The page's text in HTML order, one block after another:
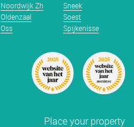
Noordwijk Zh
Oldenzaal
Oss
Sneek
Soest
Spijkenisse
Place your property